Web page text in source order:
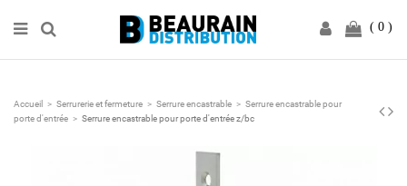
0
Accueil Serrurerie et fermeture Serrure encastrable
Serrure encastrable pour
porte d'entrée
Serrure encastrable pour porte d'entrée z/bc